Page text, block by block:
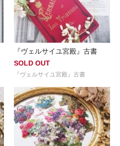
『ヴェルサイユ宮殿』古書
SOLD OUT
『ヴェルサイユ宮殿』古書